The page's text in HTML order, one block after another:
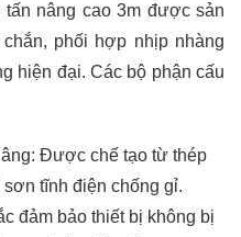
nâng cao 3m được sản
phối hợp nhịp nhàng
hiện đại. Các bộ phận cấu
Được chế tạo từ thép
tĩnh điện chống gỉ.
đảm bảo thiết bị không bị